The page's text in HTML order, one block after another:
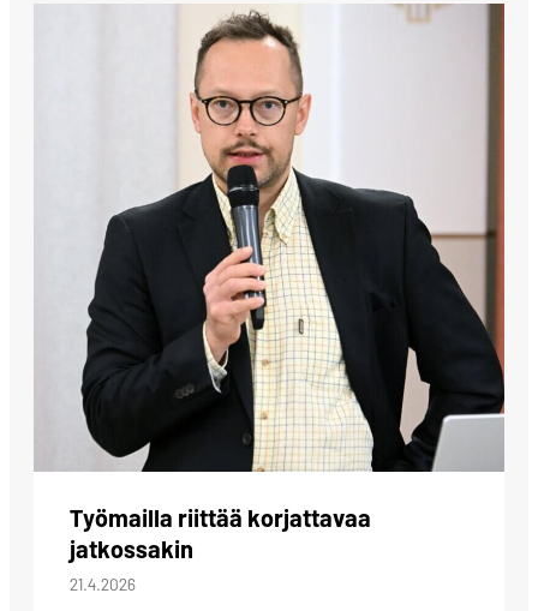
Työmailla riittää korjattavaa
jatkossakin
21.4.2026